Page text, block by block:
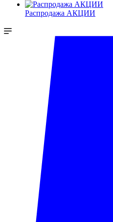
Распродажа АКЦИИ